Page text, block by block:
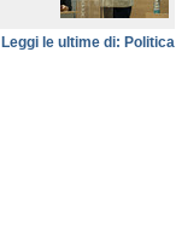
Leggi le ultime di: Politica